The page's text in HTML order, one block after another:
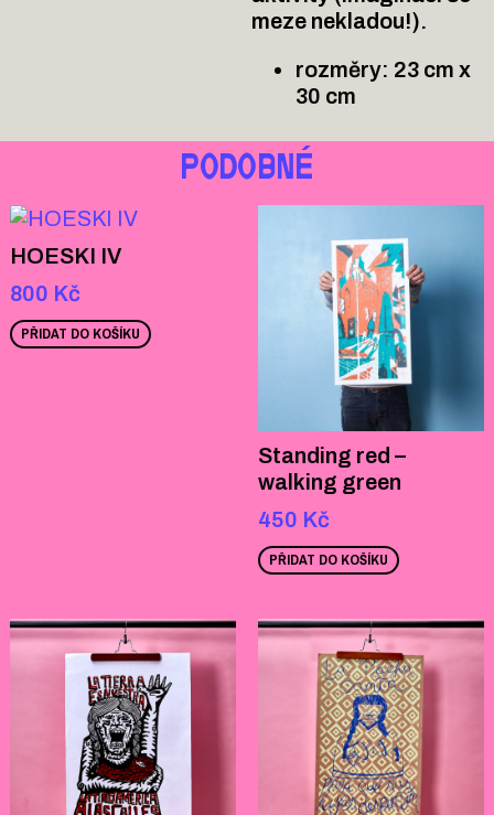
meze nekladou!).
rozměry: 23 cm x
30 cm
PODOBNÉ
HOESKI IV
800 Kč
PŘIDAT DO KOŠÍKU
Standing red –
walking green
450 Kč
PŘIDAT DO KOŠÍKU